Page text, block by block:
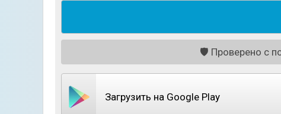
🛡️ Проверено с
Загрузить на Google Play